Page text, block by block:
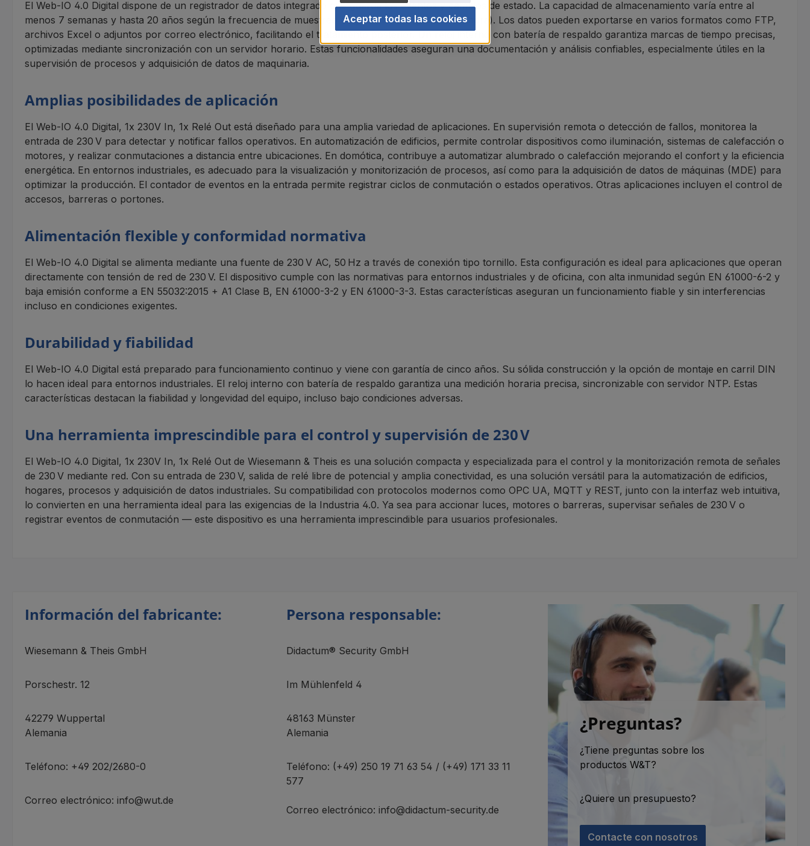
El Web-IO 4.0 Digital dispone de un registrador de datos integrado que guarda los eventos y cambios de estado. La capacidad de almacenamiento varía entre al
menos 7 semanas y hasta 20 años según la frecuencia de muestreo elegida (de 15 segundos a 1 hora). Los datos pueden exportarse en varios formatos como FTP,
archivos Excel o adjuntos por correo electrónico, facilitando el tratamiento posterior. Un reloj interno con batería de respaldo garantiza marcas de tiempo precisas,
optimizadas mediante sincronización con un servidor horario. Estas funcionalidades aseguran una documentación y análisis confiables, especialmente útiles en la
supervisión de procesos y adquisición de datos de maquinaria.
Amplias posibilidades de aplicación
El Web-IO 4.0 Digital, 1x 230V In, 1x Relé Out está diseñado para una amplia variedad de aplicaciones. En supervisión remota o detección de fallos, monitorea la
entrada de 230 V para detectar y notificar fallos operativos. En automatización de edificios, permite controlar dispositivos como iluminación, sistemas de calefacción o
motores, y realizar conmutaciones a distancia entre ubicaciones. En domótica, contribuye a automatizar alumbrado o calefacción mejorando el confort y la eficiencia
energética. En entornos industriales, es adecuado para la visualización y monitorización de procesos, así como para la adquisición de datos de máquinas (MDE) para
optimizar la producción. El contador de eventos en la entrada permite registrar ciclos de conmutación o estados operativos. Otras aplicaciones incluyen el control de
accesos, barreras o portones.
Alimentación flexible y conformidad normativa
El Web-IO 4.0 Digital se alimenta mediante una fuente de 230 V AC, 50 Hz a través de conexión tipo tornillo. Esta configuración es ideal para aplicaciones que operan
directamente con tensión de red de 230 V. El dispositivo cumple con las normativas para entornos industriales y de oficina, con alta inmunidad según EN 61000-6-2 y
baja emisión conforme a EN 55032:2015 + A1 Clase B, EN 61000-3-2 y EN 61000-3-3. Estas características aseguran un funcionamiento fiable y sin interferencias
incluso en condiciones exigentes.
Durabilidad y fiabilidad
El Web-IO 4.0 Digital está preparado para funcionamiento continuo y viene con garantía de cinco años. Su sólida construcción y la opción de montaje en carril DIN
lo hacen ideal para entornos industriales. El reloj interno con batería de respaldo garantiza una medición horaria precisa, sincronizable con servidor NTP. Estas
características destacan la fiabilidad y longevidad del equipo, incluso bajo condiciones adversas.
Una herramienta imprescindible para el control y supervisión de 230 V
El Web-IO 4.0 Digital, 1x 230V In, 1x Relé Out de Wiesemann & Theis es una solución compacta y especializada para el control y la monitorización remota de señales
de 230 V mediante red. Con su entrada de 230 V, salida de relé libre de potencial y amplia conectividad, es una solución versátil para la automatización de edificios,
hogares, procesos y adquisición de datos industriales. Su compatibilidad con protocolos modernos como OPC UA, MQTT y REST, junto con la interfaz web intuitiva,
lo convierten en una herramienta ideal para las exigencias de la Industria 4.0. Ya sea para accionar luces, motores o barreras, supervisar señales de 230 V o
registrar eventos de conmutación — este dispositivo es una herramienta imprescindible para usuarios profesionales.
Información del fabricante:
Wiesemann & Theis GmbH
Porschestr. 12
42279 Wuppertal
Alemania
Teléfono: +49 202/2680-0
Correo electrónico: info@wut.de
Persona responsable:
Didactum® Security GmbH
Im Mühlenfeld 4
48163 Münster
Alemania
Teléfono: (+49) 250 19 71 63 54 / (+49) 171 33 11
577
Correo electrónico: info@didactum-security.de
¿Preguntas?
¿Tiene preguntas sobre los
productos W&T?
¿Quiere un presupuesto?
Contacte con nosotros
Aceptar todas las cookies